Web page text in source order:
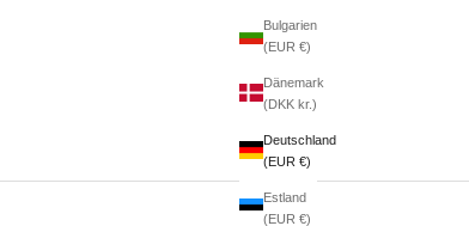
Bulgarien
(EUR €)
Dänemark
(DKK kr.)
Deutschland
(EUR €)
Estland
(EUR €)